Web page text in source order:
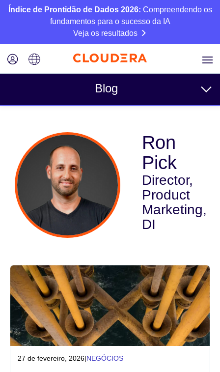
Índice de Prontidão de Dados 2026: Compreendendo os
fundamentos para o sucesso da IA
Veja os resultados
Blog
Negócios
Técnico
Parceiros
Cultura
Fabricação
Seguros
Telecomunicações
Tecnologia
Ron
Pick
Director,
Product
Marketing,
DI
27 de fevereiro, 2026|NEGÓCIOS